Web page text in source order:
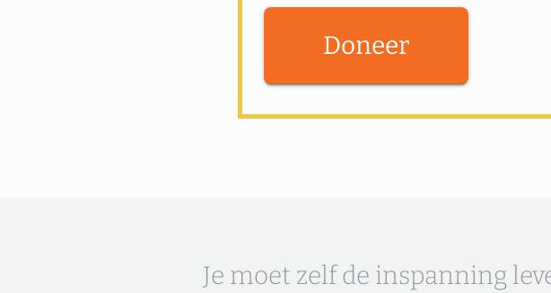
Doneer
Je moet zelf de inspanning